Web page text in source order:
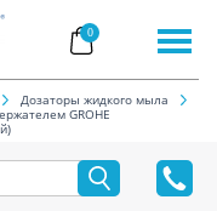
0
Дозаторы жидкого мыла
GROHE